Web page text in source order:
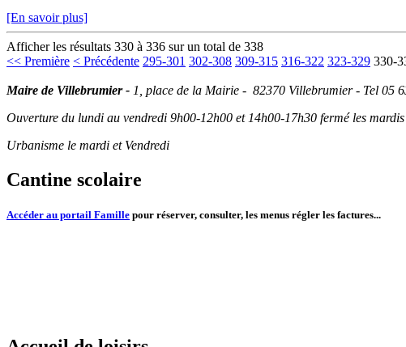
[En savoir plus]
Afficher les résultats 330 à 336 sur un total de 338
<< Première < Précédente 295-301 302-308 309-315 316-322 323-329 330-
Maire de Villebrumier - 1, place de la Mairie - 82370 Villebrumier - Tel 05
Ouverture du lundi au vendredi 9h00-12h00 et 14h00-17h30 fermé les
Urbanisme le mardi et Vendredi
Cantine scolaire
Accéder au portail Famille pour réserver, consulter, les menus régler les factures...